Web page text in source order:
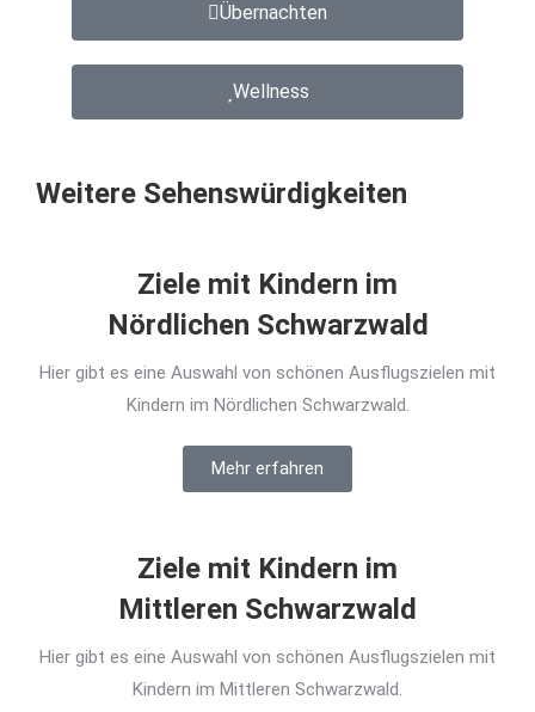
Übernachten
Wellness
Weitere Sehenswürdigkeiten
Ziele mit Kindern im
Nördlichen Schwarzwald
Hier gibt es eine Auswahl von schönen Ausflugszielen mit
Kindern im Nördlichen Schwarzwald.
Mehr erfahren
Ziele mit Kindern im
Mittleren Schwarzwald
Hier gibt es eine Auswahl von schönen Ausflugszielen mit
Kindern im Mittleren Schwarzwald.